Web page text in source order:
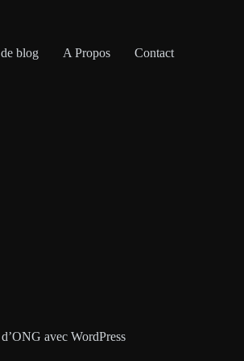
blog A Propos Contact
avec WordPress